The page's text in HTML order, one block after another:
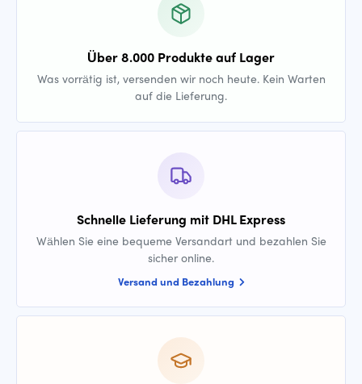
Über 8.000 Produkte auf Lager
Was vorrätig ist, versenden wir noch heute. Kein Warten
auf die Lieferung.
Schnelle Lieferung mit DHL Express
Wählen Sie eine bequeme Versandart und bezahlen Sie
sicher online.
Versand und Bezahlung